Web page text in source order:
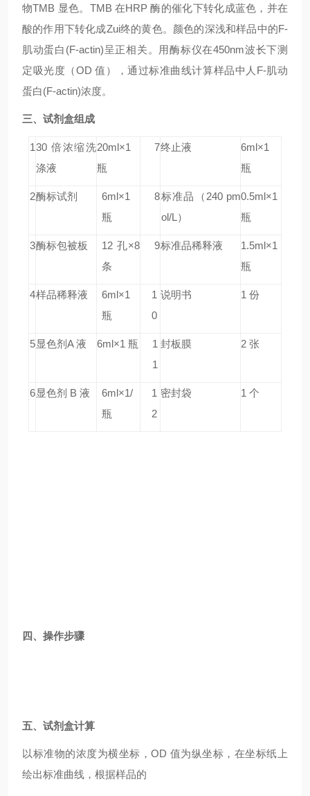
物TMB 显色。TMB 在HRP 酶的催化下转化成蓝色，并在
酸的作用下转化成Zui终的黄色。颜色的深浅和样品中的F-
肌动蛋白(F-actin)呈正相关。用酶标仪在450nm波长下测
定吸光度（OD 值），通过标准曲线计算样品中人F-肌动
蛋白(F-actin)浓度。
三、试剂盒组成
130 倍浓缩洗
涤液
20ml×1
瓶
7终止液
6ml×1
瓶
2酶标试剂
6ml×1
瓶
8标准品
（240 pm
ol/L）
0.5ml×1
瓶
3酶标包被板
12 孔×8
条
9标准品稀释液
1.5ml×1
瓶
4样品稀释液
6ml×1
瓶
1
0
说明书 1 份
5显色剂A 液 6ml×1 瓶
1
1
封板膜 2 张
6显色剂 B 液
6ml×1/
瓶
1
2
密封袋 1 个
四、操作步骤
五、试剂盒计算
以标准物的浓度为横坐标，OD 值为纵坐标，在坐标纸上
绘出标准曲线，根据样品的